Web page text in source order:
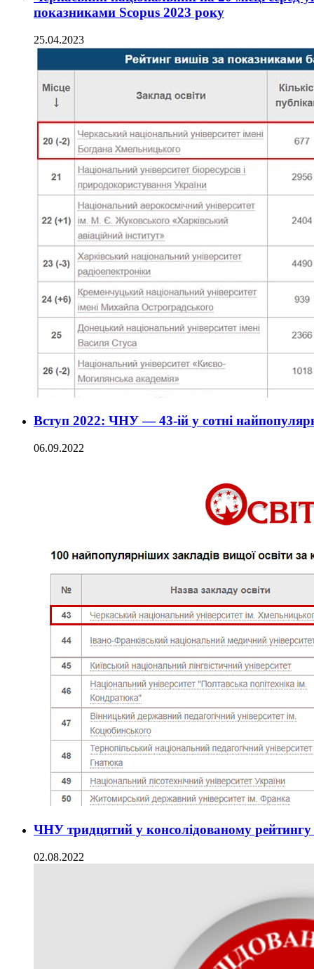
показниками Scopus 2023 року
25.04.2023
Вступ 2022: ЧНУ — 43-ій у сотні
06.09.2022
ЧНУ тридцятий у консолідованому
02.08.2022